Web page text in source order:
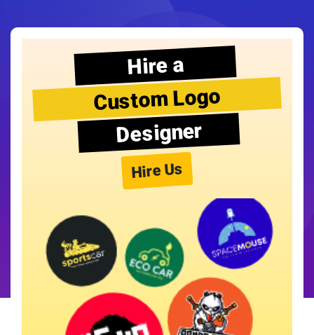
Hire a
Custom Logo
Designer
Hire Us